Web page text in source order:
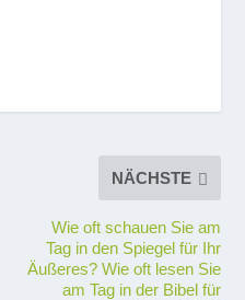
NÄCHSTE
Wie oft schauen Sie am
Tag in den Spiegel für Ihr
Äußeres? Wie oft lesen Sie
am Tag in der Bibel für